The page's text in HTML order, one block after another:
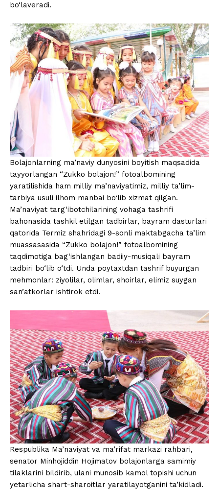
bo‘laveradi.
Bolajonlarning ma’naviy dunyosini boyitish maqsadida
tayyorlangan “Zukko bolajon!” fotoalbomining
yaratilishida ham milliy ma’naviyatimiz, milliy ta’lim-
tarbiya usuli ilhom manbai bo‘lib xizmat qilgan.
Ma’naviyat targ‘ibotchilarining vohaga tashrifi
bahonasida tashkil etilgan tadbirlar, bayram dasturlari
qatorida Termiz shahridagi 9-sonli maktabgacha ta’lim
muassasasida “Zukko bolajon!” fotoalbomining
taqdimotiga bag‘ishlangan badiiy-musiqali bayram
tadbiri bo‘lib o‘tdi. Unda poytaxtdan tashrif buyurgan
mehmonlar: ziyolilar, olimlar, shoirlar, elimiz suygan
san’atkorlar ishtirok etdi.
Respublika Ma’naviyat va ma’rifat markazi rahbari,
senator Minhojiddin Hojimatov bolajonlarga samimiy
tilaklarini bildirib, ulani munosib kamol topishi uchun
yetarlicha shart-sharoitlar yaratilayotganini ta’kidladi.